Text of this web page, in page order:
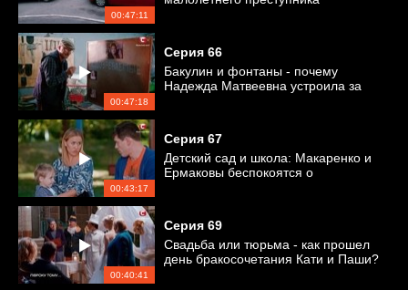
00:47:11
00:47:18
Серия 66
Бакулин и фонтаны - почему
Надежда Матвеевна устроила за
00:43:17
Серия 67
Детский сад и школа: Макаренко и
Ермаковы беспокоятся о
00:40:41
Серия 69
Свадьба или тюрьма - как прошел
день бракосочетания Кати и Паши?